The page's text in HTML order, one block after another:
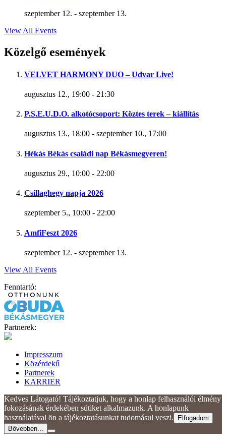
szeptember 12. - szeptember 13.
View All Events
Közelgő események
VELVET HARMONY DUO – Udvar Live!
augusztus 12., 19:00 - 21:30
P.S.E.U.D.O. alkotócsoport: Köztes terek – kiállítás
augusztus 13., 18:00 - szeptember 10., 17:00
Hékás Békás családi nap Békásmegyeren!
augusztus 29., 10:00 - 22:00
Csillaghegy napja 2026
szeptember 5., 10:00 - 22:00
AmfiFeszt 2026
szeptember 12. - szeptember 13.
View All Events
Fenntartó:
Partnerek:
Impresszum
Közérdekű
Partnerek
KARRIER
Kedves Látogató! Tájékoztatjuk, hogy a honlap felhasználói élmény
fokozásának érdekében sütiket alkalmazunk. A honlapunk
használatával ön a tájékoztatásunkat tudomásul veszi.
Elfogadom
Bővebben...